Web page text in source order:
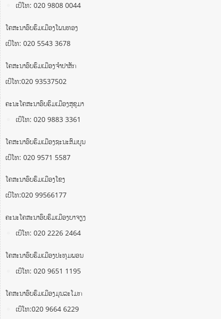
ເບີໂທ: 020 9808 0044
ໂຄສະນາອົບຮົມເມືອງໂພນທອງ
ເບີໂທ: 020 5543 3678
ໂຄສະນາອົບຮົມເມືອງຈຳປາສັກ
ເບີໂທ:020 93537502
ຄະນະໂຄສະນາອົບຮົມເມືອງສຸຂຸມາ
ເບີໂທ: 020 9883 3361
ໂຄສະນາອົບຮົມເມືອງຊະນະສົມບູນ
ເບີໂທ: 020 9571 5587
ໂຄສະນາອົບຮົມເມືອງໂຂງ
ເບີໂທ:020 99566177
ຄະນະໂຄສະນາອົບຮົມເມືອງບາຈຽງ
ເບີໂທ: 020 2226 2464
ໂຄສະນາອົບຮົມເມືອງປະທຸມພອນ
ເບີໂທ: 020 9651 1195
ໂຄສະນາອົບຮົມເມືອງມຸນລະໂມກ
ເບີໂທ:020 9664 6229